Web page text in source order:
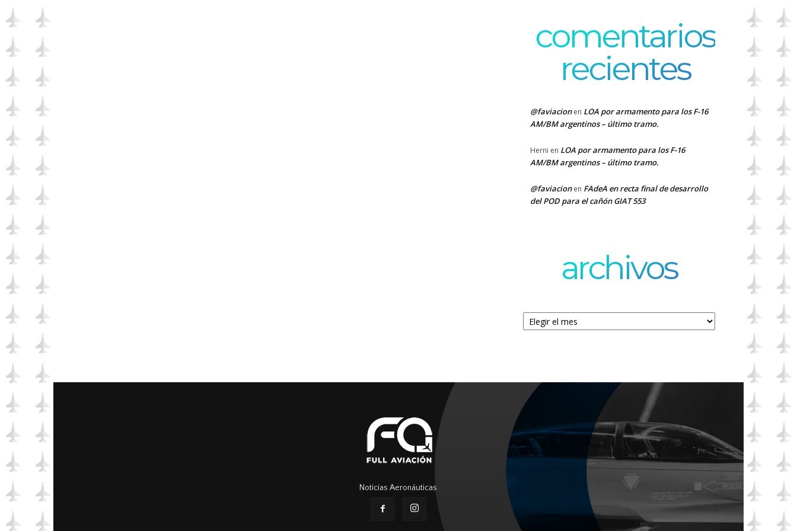
comentarios
recientes
@faviacionen LOA por armamento para los F-16
AM/BM argentinos – último tramo.
Herni en LOA por armamento para los F-16
AM/BM argentinos – último tramo.
@faviacionen FAdeA en recta final de desarrollo
del POD para el cañón GIAT 553
archivos
Archivos
Noticias Aeronáuticas